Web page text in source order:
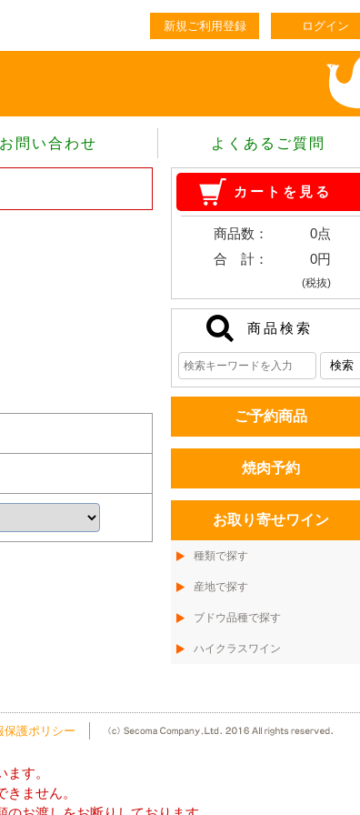
新規ご利用登録 ログイン
お問い合わせ よくあるご質問
カートを見る
商品数：
0点
合 計：
0円
(税抜)
商品検索
ご予約商品
焼肉予約
お取り寄せワイン
種類で探す
産地で探す
ブドウ品種で探す
ハイクラスワイン
保護ポリシー
す。
ません。